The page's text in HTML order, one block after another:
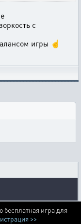
с
игры ☝️
бесплатная игра для
>>